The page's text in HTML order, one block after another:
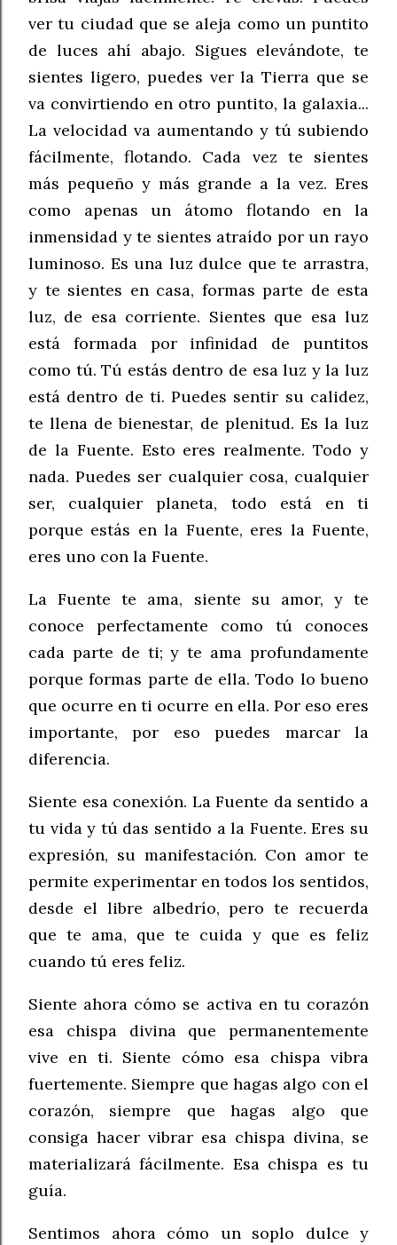
ver tu ciudad que se aleja como un puntito
de luces ahí abajo. Sigues elevándote, te
sientes ligero, puedes ver la Tierra que se
va convirtiendo en otro puntito, la galaxia...
La velocidad va aumentando y tú subiendo
fácilmente, flotando. Cada vez te sientes
más pequeño y más grande a la vez. Eres
como apenas un átomo flotando en la
inmensidad y te sientes atraído por un rayo
luminoso. Es una luz dulce que te arrastra,
y te sientes en casa, formas parte de esta
luz, de esa corriente. Sientes que esa luz
está formada por infinidad de puntitos
como tú. Tú estás dentro de esa luz y la luz
está dentro de ti. Puedes sentir su calidez,
te llena de bienestar, de plenitud. Es la luz
de la Fuente. Esto eres realmente. Todo y
nada. Puedes ser cualquier cosa, cualquier
ser, cualquier planeta, todo está en ti
porque estás en la Fuente, eres la Fuente,
eres uno con la Fuente.
La Fuente te ama, siente su amor, y te
conoce perfectamente como tú conoces
cada parte de ti; y te ama profundamente
porque formas parte de ella. Todo lo bueno
que ocurre en ti ocurre en ella. Por eso eres
importante, por eso puedes marcar la
diferencia.
Siente esa conexión. La Fuente da sentido a
tu vida y tú das sentido a la Fuente. Eres su
expresión, su manifestación. Con amor te
permite experimentar en todos los sentidos,
desde el libre albedrío, pero te recuerda
que te ama, que te cuida y que es feliz
cuando tú eres feliz.
Siente ahora cómo se activa en tu corazón
esa chispa divina que permanentemente
vive en ti. Siente cómo esa chispa vibra
fuertemente. Siempre que hagas algo con el
corazón, siempre que hagas algo que
consiga hacer vibrar esa chispa divina, se
materializará fácilmente. Esa chispa es tu
guía.
Sentimos ahora cómo un soplo dulce y